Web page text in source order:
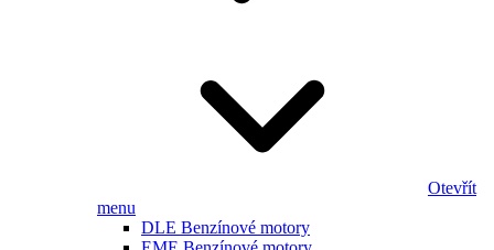
Otevřít
menu
DLE Benzínové motory